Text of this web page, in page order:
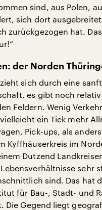
sind, aus Polen,
sich dort
zurückgezogen hat.
der Norden
sich durch eine
es gibt noch relativ
Feldern. Wenig
ein Tick mehr
Pick-ups, als
Kyffhäuserkreis im
Dutzend
sehr
sind. Das hat
für Bau-, Stadt- und
Die Gegend liegt